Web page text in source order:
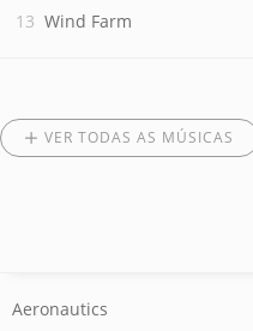
Wind Farm
VER TODAS AS MÚSICAS
Aeronautics